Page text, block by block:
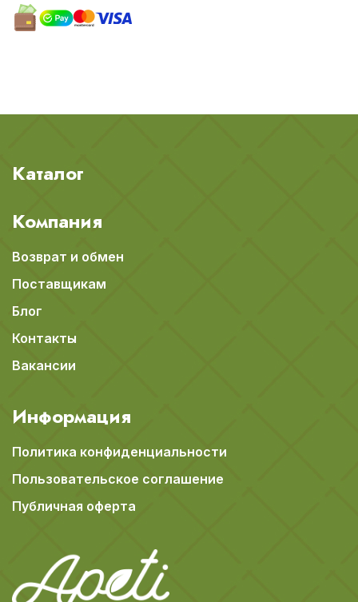
Каталог
Компания
Возврат и обмен
Поставщикам
Блог
Контакты
Вакансии
Информация
Политика конфиденциальности
Пользовательское соглашение
Публичная оферта